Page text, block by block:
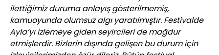
ilettiğimiz duruma anlayış gösterilmemiş,
kamuoyunda olumsuz algı yaratılmıştır. Festivalde
Ayla’yı izlemeye giden seyircileri de mağdur
etmişlerdir. Bizlerin dışında gelişen bu durum için